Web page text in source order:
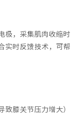
极，采集肌肉收缩时
实时反馈技术，可帮
膝关节压力增大）